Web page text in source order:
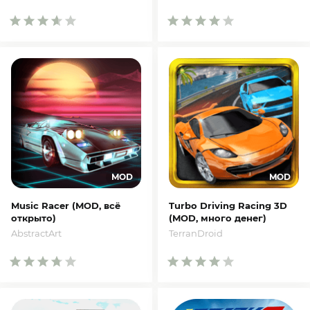
Music Racer (MOD, всё
открыто)
AbstractArt
Turbo Driving Racing 3D
(MOD, много денег)
TerranDroid